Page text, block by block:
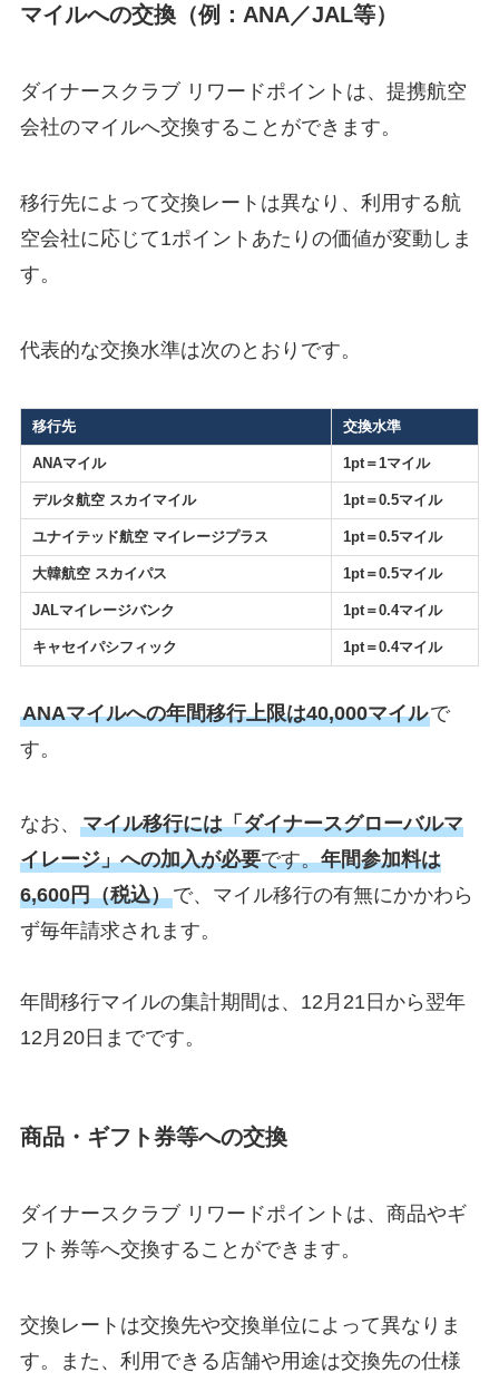
マイルへの交換（例：ANA／JAL等）
ダイナースクラブ リワードポイントは、提携航空
会社のマイルへ交換することができます。
移行先によって交換レートは異なり、利用する航
空会社に応じて1ポイントあたりの価値が変動しま
す。
代表的な交換水準は次のとおりです。
移行先 交換水準
ANAマイル 1pt＝1マイル
デルタ航空 スカイマイル 1pt＝0.5マイル
ユナイテッド航空 マイレージプラス 1pt＝0.5マイル
大韓航空 スカイパス 1pt＝0.5マイル
JALマイレージバンク 1pt＝0.4マイル
キャセイパシフィック 1pt＝0.4マイル
ANAマイルへの年間移行上限は40,000マイルで
す。
なお、 マイル移行には「ダイナースグローバルマ
イレージ」への加入が必要です。年間参加料は
6,600円（税込）で、マイル移行の有無にかかわら
ず毎年請求されます。
年間移行マイルの集計期間は、12月21日から翌年
12月20日までです。
商品・ギフト券等への交換
ダイナースクラブ リワードポイントは、商品やギ
フト券等へ交換することができます。
交換レートは交換先や交換単位によって異なりま
す。また、利用できる店舗や用途は交換先の仕様